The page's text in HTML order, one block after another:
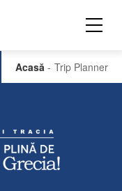
Acasă - Trip Planner